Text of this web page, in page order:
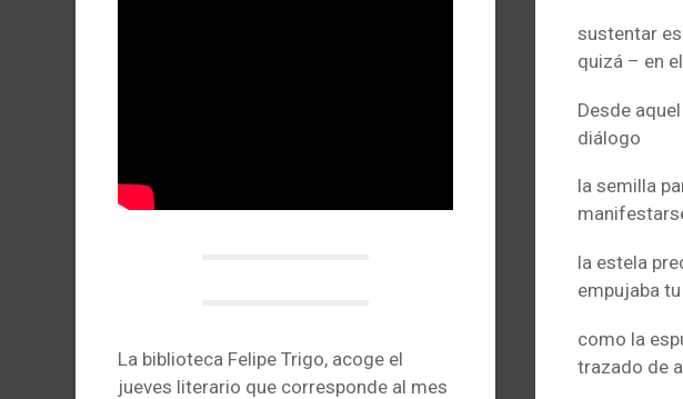
La biblioteca Felipe Trigo, acoge el
jueves literario que corresponde al mes
sustentar
quizá – en
Desde
diálogo
la semilla
la estela
empujaba
como la
trazado de